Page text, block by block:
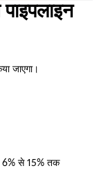
जाएगा।
6% से 15% तक